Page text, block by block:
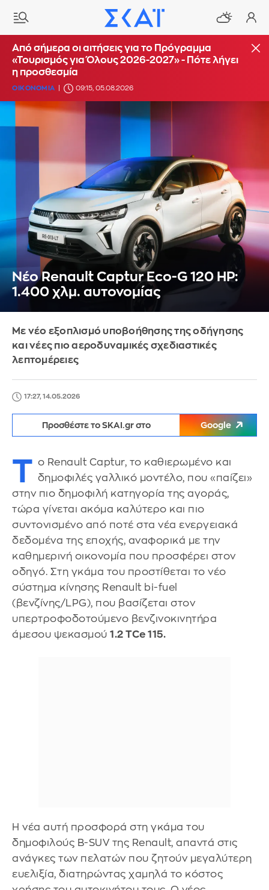
Από σήμερα οι αιτήσεις για το Πρόγραμμα
«Τουρισμός για Όλους 2026-2027» - Πότε λήγει
η προσθεσμία
ΟΙΚΟΝΟΜΙΑ 09:15, 05.08.2026
Νέο Renault Captur Eco-G 120 HP:
1.400 χλμ. αυτονομίας
Με νέο εξοπλισμό υποβοήθησης της οδήγησης
και νέες πιο αεροδυναμικές σχεδιαστικές
λεπτομέρειες
17:27, 14.05.2026
Προσθέστε το SKAI.gr στο Google
Τ ο Renault Captur, το καθιερωμένο και
δημοφιλές γαλλικό μοντέλο, που «παίζει»
στην πιο δημοφιλή κατηγορία της αγοράς,
τώρα γίνεται ακόμα καλύτερο και πιο
συντονισμένο από ποτέ στα νέα ενεργειακά
δεδομένα της εποχής, αναφορικά με την
καθημερινή οικονομία που προσφέρει στον
οδηγό. Στη γκάμα του προστίθεται το νέο
σύστημα κίνησης Renault bi-fuel
(βενζίνης/LPG), που βασίζεται στον
υπερτροφοδοτούμενο βενζινοκινητήρα
άμεσου ψεκασμού 1.2 TCe 115.
Η νέα αυτή προσφορά στη γκάμα του
δημοφιλούς B-SUV της Renault, απαντά στις
ανάγκες των πελατών που ζητούν μεγαλύτερη
ευελιξία, διατηρώντας χαμηλά το κόστος